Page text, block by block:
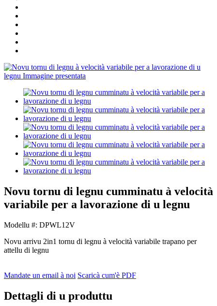
Novu tornu di legnu cumminatu à velocità
variabile per a lavorazione di u legnu
Modellu #: DPWL12V
Novu arrivu 2in1 tornu di legnu à velocità variabile trapano per
attellu di legnu
Mandate un email à noi Scaricà cum'è PDF
Dettagli di u produttu